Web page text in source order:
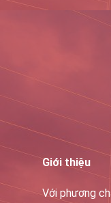
Giới thiệu
Với phương